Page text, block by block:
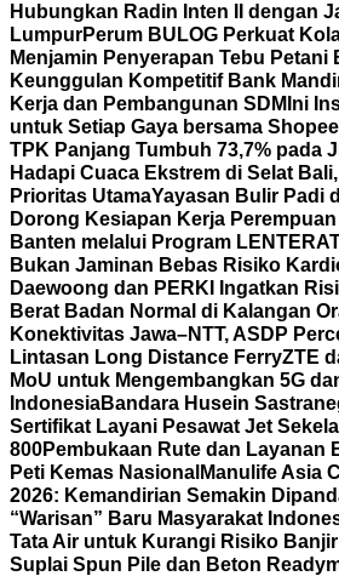
Hubungkan Radin Inten II dengan
LumpurPerum BULOG Perkuat
Menjamin Penyerapan Tebu Petani
Keunggulan Kompetitif Bank
Kerja dan Pembangunan SDM Ini
untuk Setiap Gaya bersama Shopee
TPK Panjang Tumbuh 73,7% pada
Hadapi Cuaca Ekstrem di Selat
Prioritas UtamaYayasan Bulir Padi
Dorong Kesiapan Kerja
Banten melalui Program LENTERA
Bukan Jaminan Bebas Risiko
Daewoong dan PERKI Ingatkan
Berat Badan Normal di Kalangan
Konektivitas Jawa–NTT, ASDP
Lintasan Long Distance FerryZTE
MoU untuk Mengembangkan 5G
IndonesiaBandara Husein
Sertifikat Layani Pesawat Jet
800Pembukaan Rute dan Layanan
Peti Kemas Nasional Manulife Asia
2026: Kemandirian Semakin
“Warisan” Baru Masyarakat
Tata Air untuk Kurangi Risiko
Suplai Spun Pile dan Beton